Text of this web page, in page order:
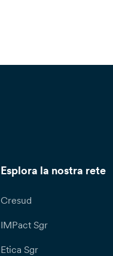
Esplora la nostra rete
Cresud
IMPact Sgr
Etica Sgr